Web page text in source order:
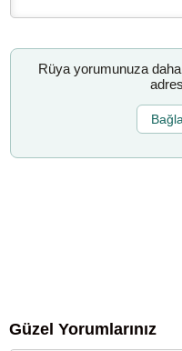
Rüya yorumunuza
Güzel Yorumlarınız